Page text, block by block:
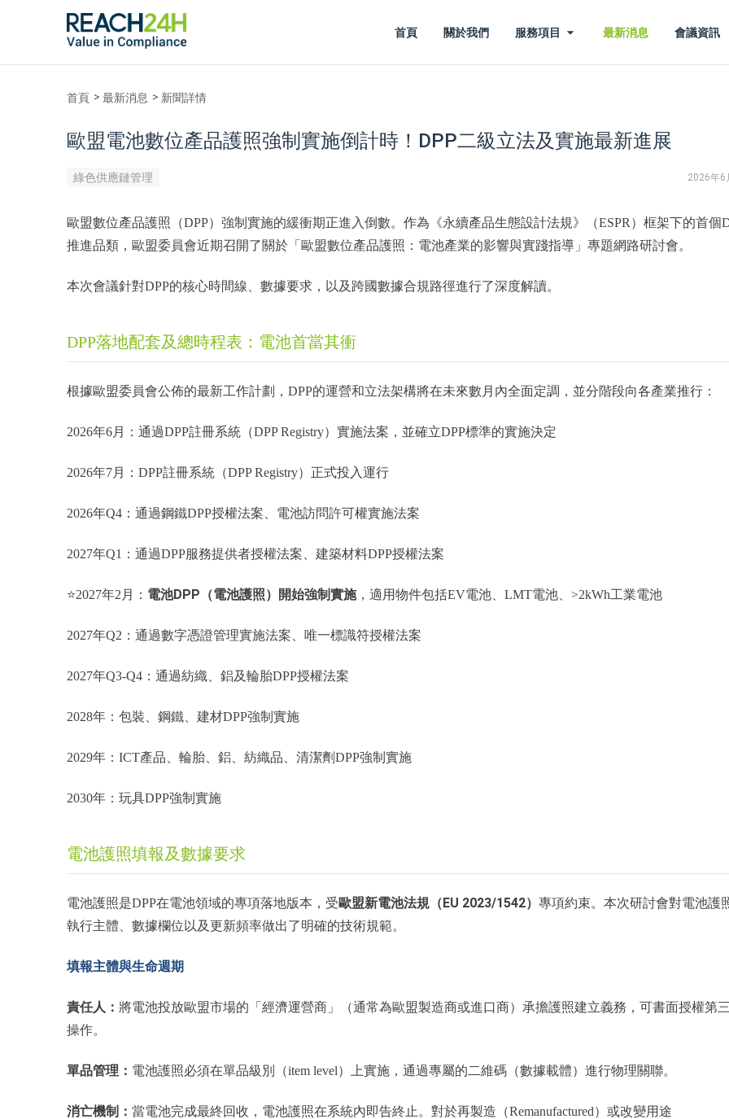
首頁 關於我們 服務項目 最新消息 會議資訊
首頁 最新消息 新聞詳情
歐盟電池數位產品護照強制實施倒計時！DPP二級立法及實施最新進展
綠色供應鏈管理 2026年6
歐盟數位產品護照（DPP）強制實施的緩衝期正進入倒數。作為《永續產品生態設計法規》（ESPR）框架下的首個
推進品類，歐盟委員會近期召開了關於「歐盟數位產品護照：電池產業的影響與實踐指導」專題網路研討會。
本次會議針對DPP的核心時間線、數據要求，以及跨國數據合規路徑進行了深度解讀。
DPP落地配套及總時程表：電池首當其衝
根據歐盟委員會公佈的最新工作計劃，DPP的運營和立法架構將在未來數月內全面定調，並分階段向各產業推行：
2026年6月：通過DPP註冊系統（DPP Registry）實施法案，並確立DPP標準的實施決定
2026年7月：DPP註冊系統（DPP Registry）正式投入運行
2026年Q4：通過鋼鐵DPP授權法案、電池訪問許可權實施法案
2027年Q1：通過DPP服務提供者授權法案、建築材料DPP授權法案
⭐2027年2月： 電池DPP（電池護照）開始強制實施，適用物件包括EV電池、LMT電池、>2kWh工業電池
2027年Q2：通過數字憑證管理實施法案、唯一標識符授權法案
2027年Q3-Q4：通過紡織、鋁及輪胎DPP授權法案
2028年：包裝、鋼鐵、建材DPP強制實施
2029年：ICT產品、輪胎、鋁、紡織品、清潔劑DPP強制實施
2030年：玩具DPP強制實施
電池護照填報及數據要求
電池護照是DPP在電池領域的專項落地版本，受歐盟新電池法規（EU 2023/1542） 專項約束。本次研討會對電池護
執行主體、數據欄位以及更新頻率做出了明確的技術規範。
填報主體與生命週期
責任人： 將電池投放歐盟市場的「經濟運營商」（通常為歐盟製造商或進口商）承擔護照建立義務，可書面授權第
操作。
單品管理： 電池護照必須在單品級別（item level）上實施，通過專屬的二維碼（數據載體）進行物理關聯。
消亡機制： 當電池完成最終回收，電池護照在系統內即告終止。對於再製造（Remanufactured）或改變用途